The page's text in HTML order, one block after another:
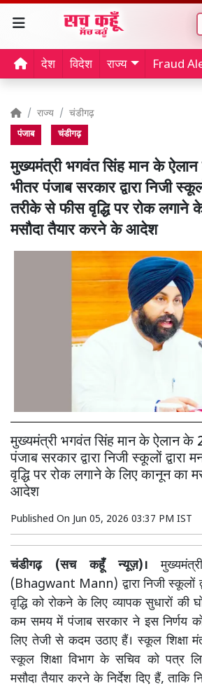
देश विदेश राज्य Fraud
राज्य चंडीगढ़
पंजाब चंडीगढ़
मुख्यमंत्री भगवंत सिंह मान के
भीतर पंजाब सरकार द्वारा निजी
तरीके से फीस वृद्धि पर रोक लगाने
मसौदा तैयार करने के आदेश
मुख्यमंत्री भगवंत सिंह मान के ऐलान के
पंजाब सरकार द्वारा निजी स्कूलों
वृद्धि पर रोक लगाने के लिए कानून का
आदेश
Published On Jun 05, 2026 03:37 PM IST
चंडीगढ़ (सच कहूँ न्यूज़)।
(Bhagwant Mann) द्वारा निजी स्कूलों
वृद्धि को रोकने के लिए व्यापक सुधारों की
कम समय में पंजाब सरकार ने इस निर्णय
लिए तेजी से कदम उठाए हैं। स्कूल शिक्षा
स्कूल शिक्षा विभाग के सचिव को पत्र
मसौदा तैयार करने के निर्देश दिए हैं, ताकि